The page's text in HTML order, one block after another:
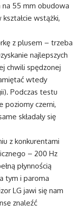
na 55 mm obudowa
wstążki,
z plusem – trzeba
najlepszych
chwili spędzonej
wtedy
Podczas testu
poziomy czerni,
składały się
z konkurentami
– 200 Hz
płynnością
tym i paroma
LG jawi się nam
znaleźć